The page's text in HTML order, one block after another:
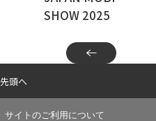
SHOW 2025
頭へ
サイトのご利用について